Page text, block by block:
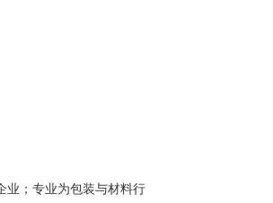
业；专业为包装与材料行